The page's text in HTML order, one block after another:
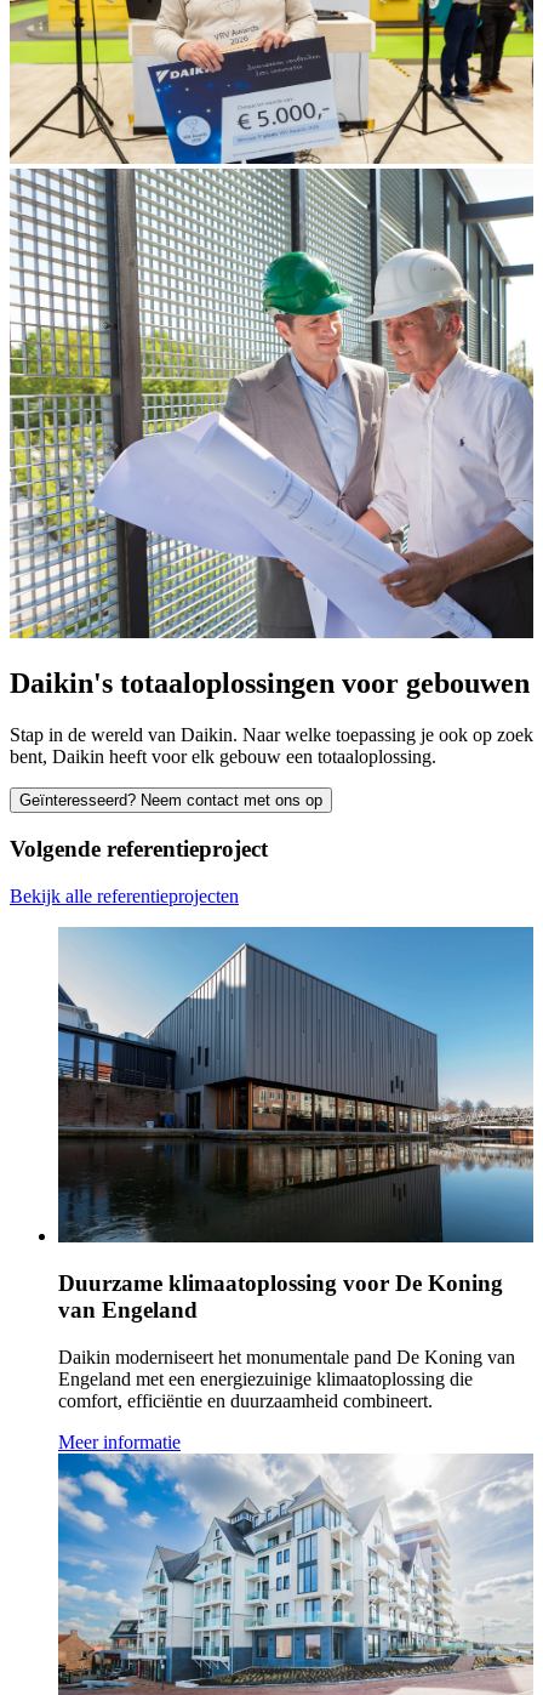
Daikin's totaaloplossingen voor gebouwen
Stap in de wereld van Daikin. Naar welke toepassing je ook op zoek
bent, Daikin heeft voor elk gebouw een totaaloplossing.
Geïnteresseerd? Neem contact met ons op
Volgende referentieproject
Bekijk alle referentieprojecten
Duurzame klimaatoplossing voor De Koning
van Engeland
Daikin moderniseert het monumentale pand De Koning van
Engeland met een energiezuinige klimaatoplossing die
comfort, efficiëntie en duurzaamheid combineert.
Meer informatie